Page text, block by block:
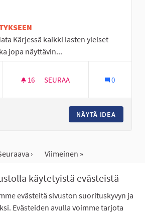
käytetyistä evästeistä
evästeitä sivuston suorituskyvyn ja
Evästeiden avulla voimme tarjota
Kärjessä kaikki lasten yleiset
jopa näyttävin...
16 16 SEURAAJAA
SEURAA 0
NÄYTÄ IDEA
› Viimeinen »
Näytä kaikki peruutetut ideat